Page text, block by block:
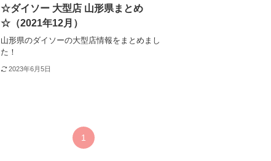
☆ダイソー 大型店 山形県まとめ
☆（2021年12月）
山形県のダイソーの大型店情報をまとめまし
た！
2023年6月5日
1